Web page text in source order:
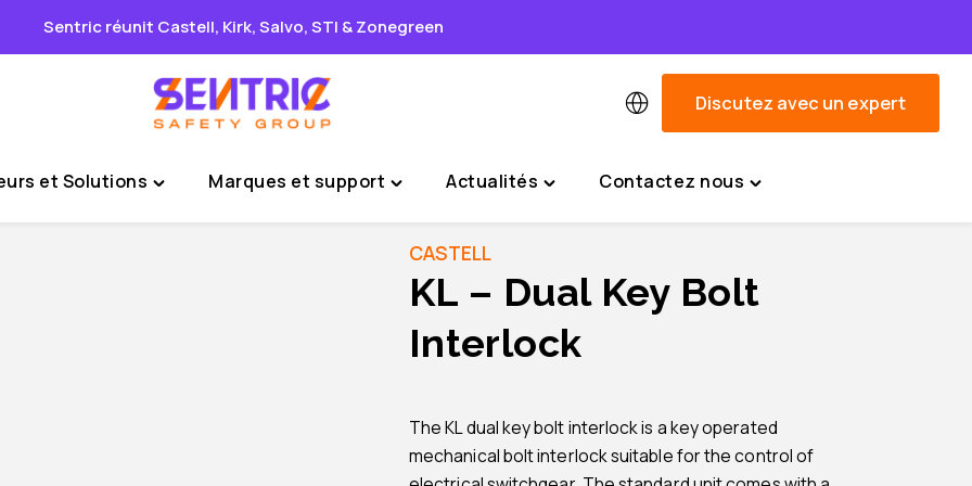
Sentric réunit Castell, Kirk, Salvo, STI & Zonegreen
et Solutions
Toggle
"Secteurs
Marques et support
Toggle
"Marques
support"
menu
Actualités
Toggle
"Actualités"
Contactez nous
Toggle
"Contactez
menu
Discutez avec un expert
CASTELL
KL – Dual Key Bolt
Interlock
The KL dual key bolt interlock is a key operated
mechanical bolt interlock suitable for the control of